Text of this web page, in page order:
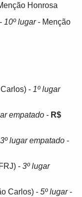
Honrosa
10º lugar- Menção
- 1º lugar
empatado - R$
3º lugar empatado -
- 3º lugar
Carlos) - 5º lugar-